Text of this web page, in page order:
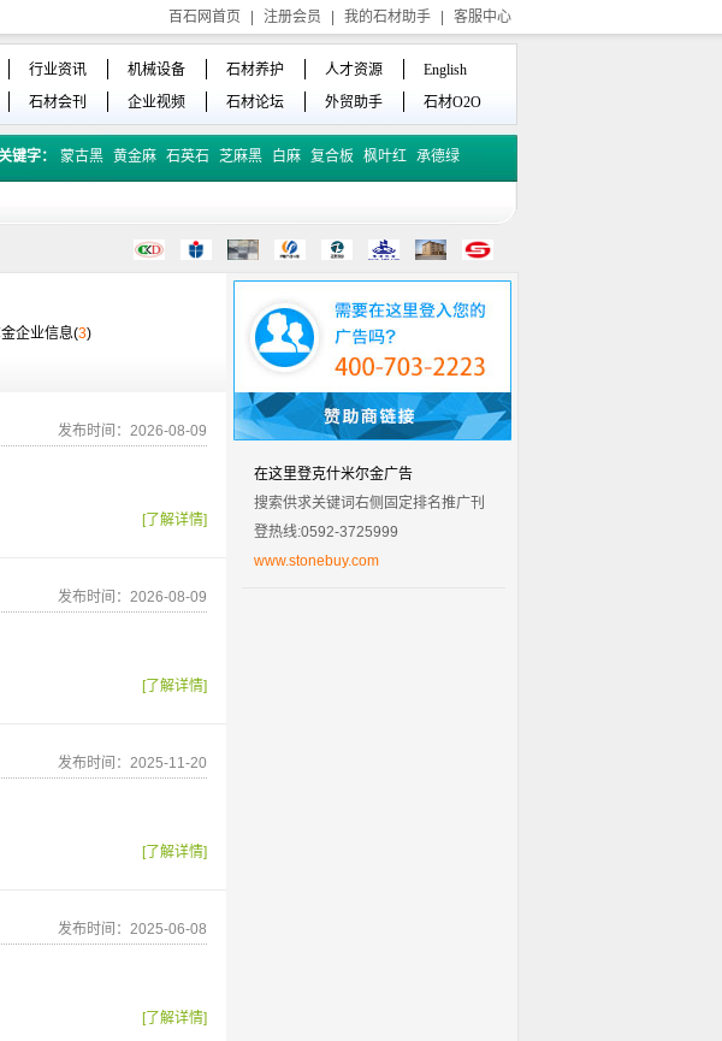
百石网首页 注册会员 我的石材助手 客服中心
行业资讯 机械设备 石材养护 人才资源
English
石材会刊 企业视频 石材论坛 外贸助手 石材O2O
键字： 蒙古黑 黄金麻 石英石 芝麻黑 白麻 复合板 枫叶红 承德绿
企业信息(3)
发布时间：2026-08-09
[了解详情]
发布时间：2026-08-09
[了解详情]
发布时间：2025-11-20
[了解详情]
发布时间：2025-06-08
[了解详情]
在这里登克什米尔金广告
搜索供求关键词右侧固定排名推广刊
登热线:0592-3725999
www.stonebuy.com